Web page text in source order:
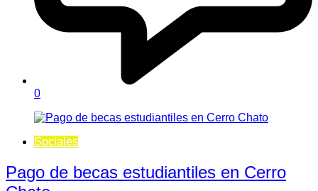
0
Sociales
Pago de becas estudiantiles en Cerro